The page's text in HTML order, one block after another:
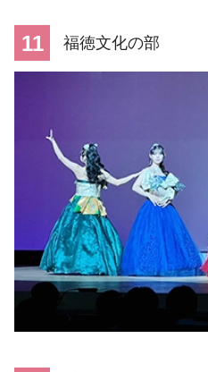
11 福徳文化の部